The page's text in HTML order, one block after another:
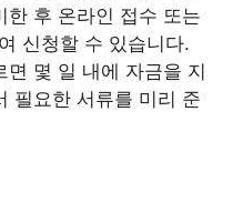
한 후 온라인 접수 또는
신청할 수 있습니다.
몇 일 내에 자금을 지
필요한 서류를 미리 준